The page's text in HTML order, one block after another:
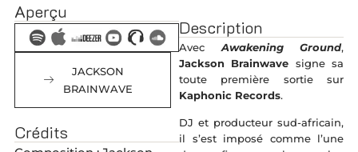
Aperçu
JACKSON
BRAINWAVE
Crédits
Description
Avec Awakening Ground,
Jackson Brainwave signe sa
toute première sortie sur
Kaphonic Records.
DJ et producteur sud-africain,
il s’est imposé comme l’une